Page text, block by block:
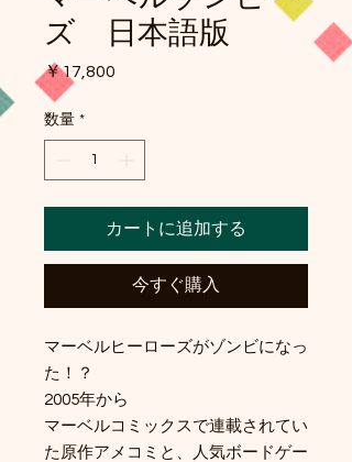
ズ 日本語版
￥17,800
数量 *
カートに追加する
今すぐ購入
マーベルヒーローズがゾンビになっ
た！？
2005年から
マーベルコミックスで連載されてい
た原作アメコミと、人気ボードゲー